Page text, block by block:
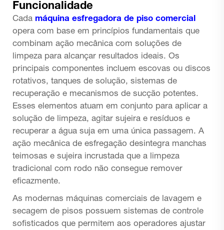
Funcionalidade
Cada máquina esfregadora de piso comercial
opera com base em princípios fundamentais que
combinam ação mecânica com soluções de
limpeza para alcançar resultados ideais. Os
principais componentes incluem escovas ou discos
rotativos, tanques de solução, sistemas de
recuperação e mecanismos de sucção potentes.
Esses elementos atuam em conjunto para aplicar a
solução de limpeza, agitar sujeira e resíduos e
recuperar a água suja em uma única passagem. A
ação mecânica de esfregação desintegra manchas
teimosas e sujeira incrustada que a limpeza
tradicional com rodo não consegue remover
eficazmente.
As modernas máquinas comerciais de lavagem e
secagem de pisos possuem sistemas de controle
sofisticados que permitem aos operadores ajustar